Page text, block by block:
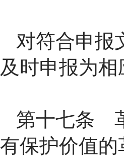
对符合申报
及时申报为
第十七条
有保护价值